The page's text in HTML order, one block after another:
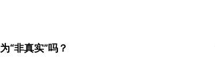
“非真实”吗？